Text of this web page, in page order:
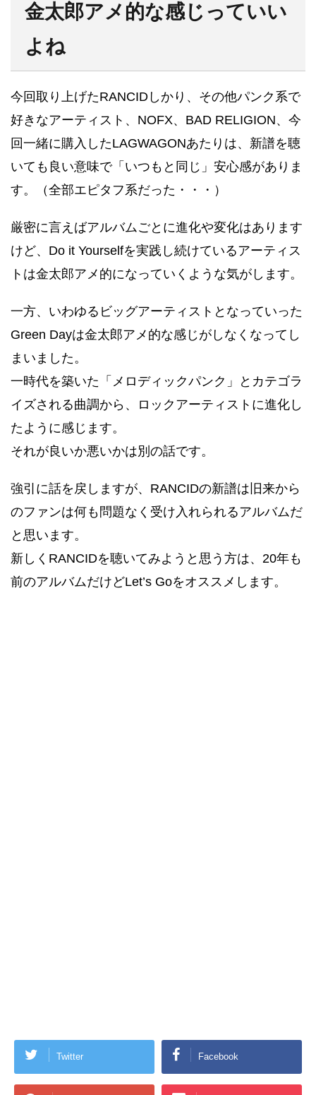
金太郎アメ的な感じっていい
よね
今回取り上げたRANCIDしかり、その他パンク系で
好きなアーティスト、NOFX、BAD RELIGION、今
回一緒に購入したLAGWAGONあたりは、新譜を聴
いても良い意味で「いつもと同じ」安心感がありま
す。（全部エピタフ系だった・・・）
厳密に言えばアルバムごとに進化や変化はあります
けど、Do it Yourselfを実践し続けているアーティス
トは金太郎アメ的になっていくような気がします。
一方、いわゆるビッグアーティストとなっていった
Green Dayは金太郎アメ的な感じがしなくなってし
まいました。
一時代を築いた「メロディックパンク」とカテゴラ
イズされる曲調から、ロックアーティストに進化し
たように感じます。
それが良いか悪いかは別の話です。
強引に話を戻しますが、RANCIDの新譜は旧来から
のファンは何も問題なく受け入れられるアルバムだ
と思います。
新しくRANCIDを聴いてみようと思う方は、20年も
前のアルバムだけどLet’s Goをオススメします。
Twitter Facebook